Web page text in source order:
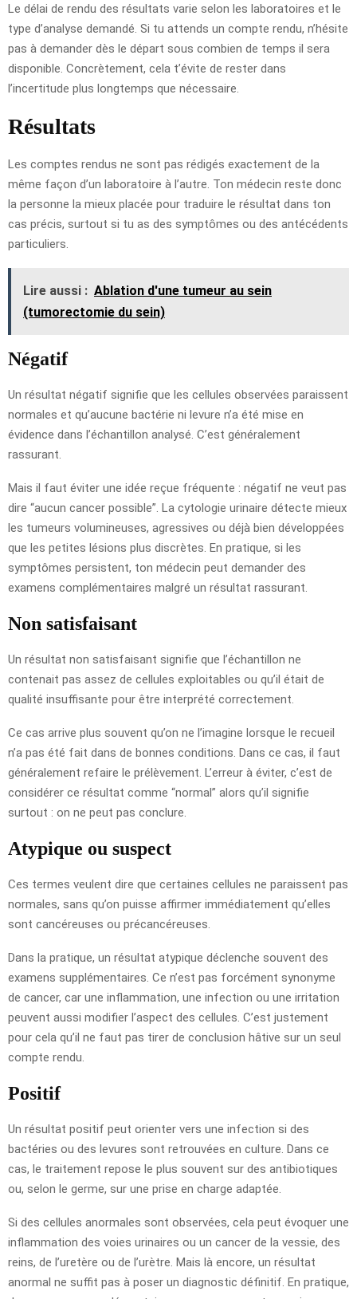
Le délai de rendu des résultats varie selon les laboratoires et le
type d’analyse demandé. Si tu attends un compte rendu, n’hésite
pas à demander dès le départ sous combien de temps il sera
disponible. Concrètement, cela t’évite de rester dans
l’incertitude plus longtemps que nécessaire.
Résultats
Les comptes rendus ne sont pas rédigés exactement de la
même façon d’un laboratoire à l’autre. Ton médecin reste donc
la personne la mieux placée pour traduire le résultat dans ton
cas précis, surtout si tu as des symptômes ou des antécédents
particuliers.
Lire aussi : Ablation d'une tumeur au sein
(tumorectomie du sein)
Négatif
Un résultat négatif signifie que les cellules observées paraissent
normales et qu’aucune bactérie ni levure n’a été mise en
évidence dans l’échantillon analysé. C’est généralement
rassurant.
Mais il faut éviter une idée reçue fréquente : négatif ne veut pas
dire “aucun cancer possible”. La cytologie urinaire détecte mieux
les tumeurs volumineuses, agressives ou déjà bien développées
que les petites lésions plus discrètes. En pratique, si les
symptômes persistent, ton médecin peut demander des
examens complémentaires malgré un résultat rassurant.
Non satisfaisant
Un résultat non satisfaisant signifie que l’échantillon ne
contenait pas assez de cellules exploitables ou qu’il était de
qualité insuffisante pour être interprété correctement.
Ce cas arrive plus souvent qu’on ne l’imagine lorsque le recueil
n’a pas été fait dans de bonnes conditions. Dans ce cas, il faut
généralement refaire le prélèvement. L’erreur à éviter, c’est de
considérer ce résultat comme “normal” alors qu’il signifie
surtout : on ne peut pas conclure.
Atypique ou suspect
Ces termes veulent dire que certaines cellules ne paraissent pas
normales, sans qu’on puisse affirmer immédiatement qu’elles
sont cancéreuses ou précancéreuses.
Dans la pratique, un résultat atypique déclenche souvent des
examens supplémentaires. Ce n’est pas forcément synonyme
de cancer, car une inflammation, une infection ou une irritation
peuvent aussi modifier l’aspect des cellules. C’est justement
pour cela qu’il ne faut pas tirer de conclusion hâtive sur un seul
compte rendu.
Positif
Un résultat positif peut orienter vers une infection si des
bactéries ou des levures sont retrouvées en culture. Dans ce
cas, le traitement repose le plus souvent sur des antibiotiques
ou, selon le germe, sur une prise en charge adaptée.
Si des cellules anormales sont observées, cela peut évoquer une
inflammation des voies urinaires ou un cancer de la vessie, des
reins, de l’uretère ou de l’urètre. Mais là encore, un résultat
anormal ne suffit pas à poser un diagnostic définitif. En pratique,